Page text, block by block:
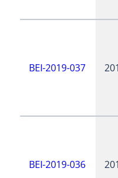
BEI-2019-037
BEI-2019-036